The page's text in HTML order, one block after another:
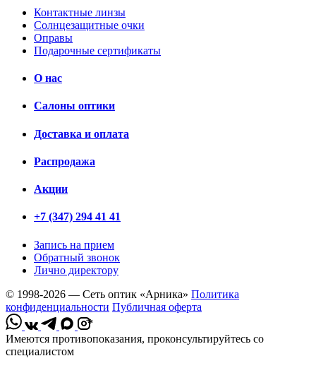
Контактные линзы
Солнцезащитные очки
Оправы
Подарочные сертификаты
О нас
Салоны оптики
Доставка и оплата
Распродажа
Акции
+7 (347) 294 41 41
Запись на прием
Обратный звонок
Лично директору
© 1998-2026 — Сеть оптик «Арника» Политика
конфиденциальности Публичная оферта
*
Имеются противопоказания, проконсультируйтесь со
специалистом